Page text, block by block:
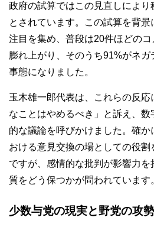
政府の試算ではこの見直しにより
とされています。この試算を背
注目を集め、普段は20件ほどの
膨れ上がり、そのうち91%がネ
事態になりました。
玉木雄一郎代表は、これらの反
なことはやめるべき」と訴え、
的な議論を呼びかけました。確
おける意見交換の場としての役
ですが、感情的な批判が影響力
質をどう保つかが問われています
少数与党の現実と野党の攻勢